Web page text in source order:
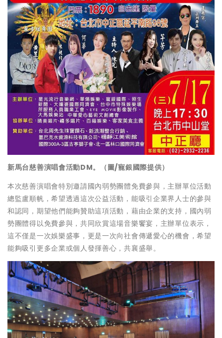
新馬台慈善演唱會活動DM。（圖/寵銀國際提供）
本次慈善演唱會特別邀請國內弱勢團體免費參與，主辦單位活動
總監盧順帆，希望透過這次公益活動，能吸引企業界人士的參與
和認同，期望他們能夠贊助這項活動，藉由企業的支持，國內弱
勢團體得以免費參與，共同欣賞這場音樂饗宴，主辦單位表示，
這不僅是一次娛樂盛事，更是一次向社會傳遞愛心的機會，希望
能夠吸引更多企業或個人發揮善心，共襄盛舉。